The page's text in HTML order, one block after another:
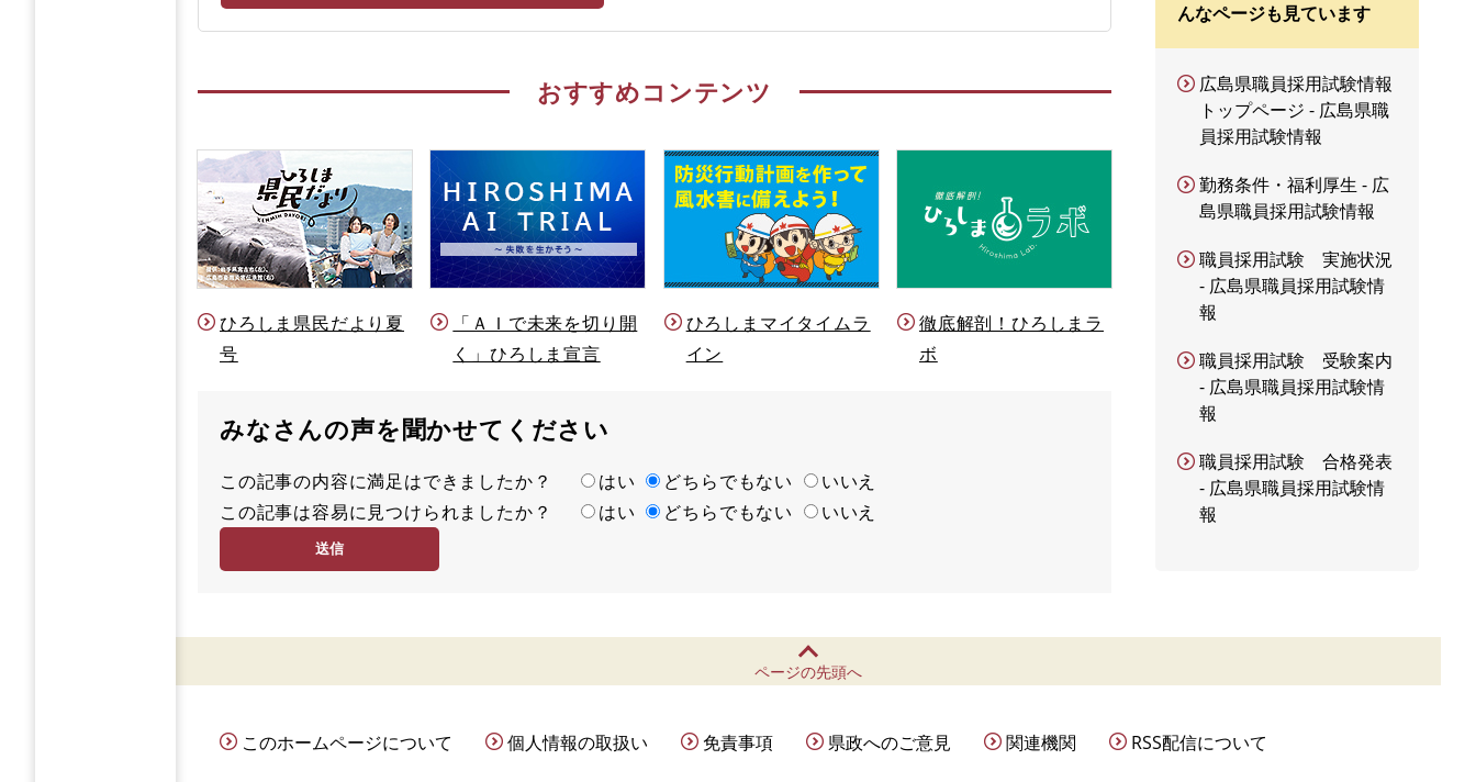
おすすめコンテンツ
ひろしま県民だより夏
号
「ＡＩで未来を切り開
く」ひろしま宣言
ひろしまマイタイムラ
イン
徹底解剖！ひろしまラ
ボ
みなさんの声を聞かせてください
満
足
この記事の内容に満足はできましたか？ はい どちらでもない
いいえ
容
度
この記事は容易に見つけられましたか？ はい どちらでもない いいえ
んなページも見ています
広島県職員採用試験情報
トップページ - 広島県職
員採用試験情報
勤務条件・福利厚生 - 広
島県職員採用試験情報
職員採用試験 実施状況
- 広島県職員採用試験情
報
職員採用試験 受験案内
- 広島県職員採用試験情
報
職員採用試験 合格発表
- 広島県職員採用試験情
報
ページの先頭へ
このホームページについて 個人情報の取扱い 免責事項 県政へのご意見 関連機関 RSS配信について